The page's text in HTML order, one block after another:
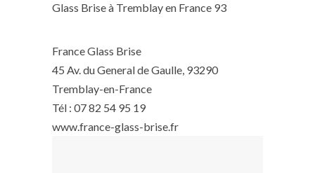
Glass Brise à Tremblay en France 93
France Glass Brise
45 Av. du General de Gaulle, 93290
Tremblay-en-France
Tél : 07 82 54 95 19
www.france-glass-brise.fr